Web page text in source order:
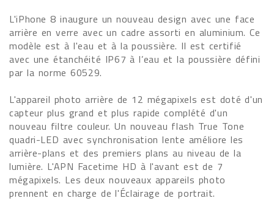
L'iPhone 8 inaugure un nouveau design avec une face
arrière en verre avec un cadre assorti en aluminium. Ce
modèle est à l'eau et à la poussière. Il est certifié
avec une étanchéité IP67 à l’eau et la poussière défini
par la norme 60529.
L'appareil photo arrière de 12 mégapixels est doté d'un
capteur plus grand et plus rapide complété d'un
nouveau filtre couleur. Un nouveau flash True Tone
quadri-LED avec synchronisation lente améliore les
arrière-plans et des premiers plans au niveau de la
lumière. L'APN Facetime HD à l'avant est de 7
mégapixels. Les deux nouveaux appareils photo
prennent en charge de l'Éclairage de portrait.